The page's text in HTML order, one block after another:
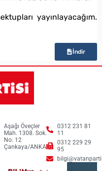
yayınlayacağım.
İndir
Aşağı Öveçler
Mah. 1308. Sok.
No: 12
Çankaya/ANKARA
0312 231 81
11
0312 229 29
95